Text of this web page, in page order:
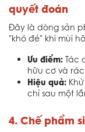
quyết đoán
Đây là dòng sản
"khó đẻ" khi mùi
Ưu điểm: Tác
hữu cơ và
Hiệu quả:
chỉ sau một
4. Chế phẩm